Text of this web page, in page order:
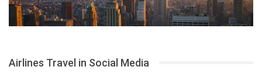
Airlines Travel in Social Media